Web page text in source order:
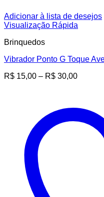
Adicionar à lista de desejos
Visualização Rápida
Brinquedos
Vibrador Ponto G Toque
R$ 15,00 – R$ 30,00Faixa
através
R$